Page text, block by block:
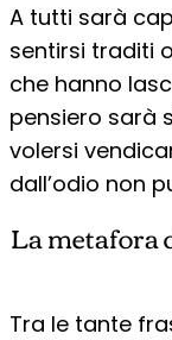
A tutti sarà
sentirsi traditi
che hanno
pensiero sarà
volersi
dall’odio non
La metafora
Tra le tante